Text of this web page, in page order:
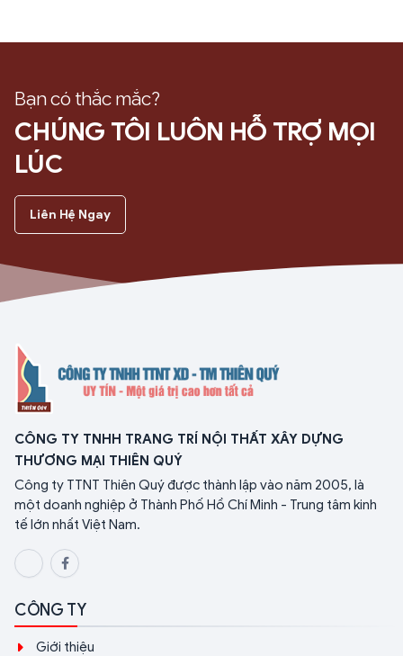
Bạn có thắc mắc?
CHÚNG TÔI LUÔN HỖ TRỢ MỌI
LÚC
Liên Hệ Ngay
CÔNG TY TNHH TRANG TRÍ NỘI THẤT XÂY DỰNG
THƯƠNG MẠI THIÊN QUÝ
Công ty TTNT Thiên Quý được thành lập vào năm 2005, là
một doanh nghiệp ở Thành Phố Hồ Chí Minh - Trung tâm kinh
tế lớn nhất Việt Nam.
CÔNG TY
Giới thiệu